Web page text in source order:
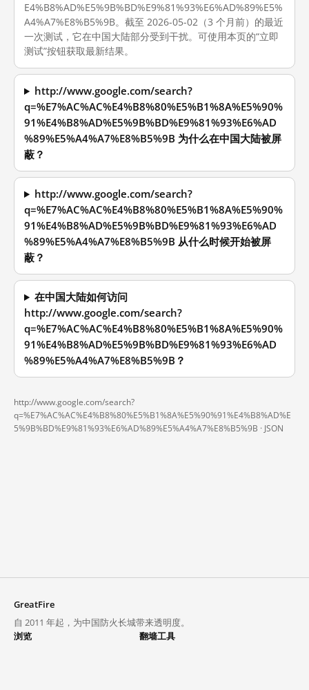
E4%B8%AD%E5%9B%BD%E9%81%93%E6%AD%89%E5%
A4%A7%E8%B5%9B。截至 2026-05-02（3 个月前）的最近
一次测试，它在中国大陆部分受到干扰。可使用本页的“立即
测试”按钮获取最新结果。
http://www.google.com/search?
q=%E7%AC%AC%E4%B8%80%E5%B1%8A%E5%90%
91%E4%B8%AD%E5%9B%BD%E9%81%93%E6%AD
%89%E5%A4%A7%E8%B5%9B 为什么在中国大陆被屏
蔽？
http://www.google.com/search?
q=%E7%AC%AC%E4%B8%80%E5%B1%8A%E5%90%
91%E4%B8%AD%E5%9B%BD%E9%81%93%E6%AD
%89%E5%A4%A7%E8%B5%9B 从什么时候开始被屏
蔽？
在中国大陆如何访问
http://www.google.com/search?
q=%E7%AC%AC%E4%B8%80%E5%B1%8A%E5%90%
91%E4%B8%AD%E5%9B%BD%E9%81%93%E6%AD
%89%E5%A4%A7%E8%B5%9B？
http://www.google.com/search?
q=%E7%AC%AC%E4%B8%80%E5%B1%8A%E5%90%91%E4%B8%AD%E
5%9B%BD%E9%81%93%E6%AD%89%E5%A4%A7%E8%B5%9B · JSON
GreatFire
自 2011 年起，为中国防火长城带来透明度。
浏览
翻墙工具